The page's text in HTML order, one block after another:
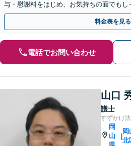
与・慰謝料をはじめ、お気持ちの面でも
り良い人生の再スタートに向けて、一緒に
料金表を見る
電話でお問い合わせ
山口
護士
すずかけ
岡
山
|
岡
北